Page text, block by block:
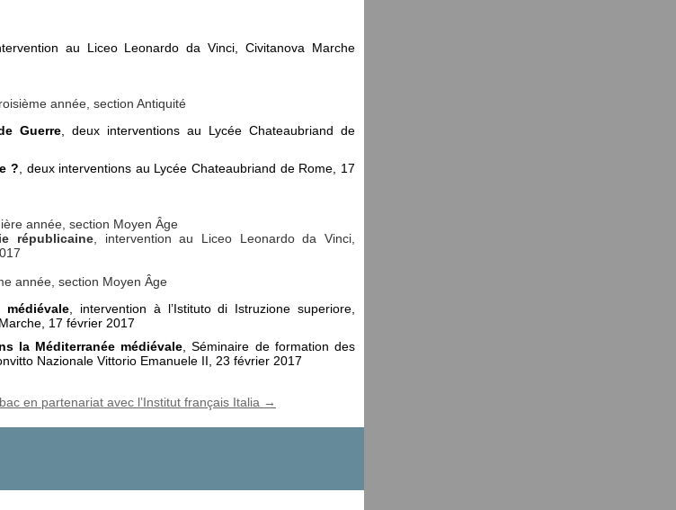
au Liceo Leonardo da Vinci, Civitanova Marche
année, section Antiquité
Guerre , deux interventions au Lycée Chateaubriand de
? , deux interventions au Lycée Chateaubriand de Rome, 17
année, section Moyen Âge
républicaine , intervention au Liceo Leonardo da Vinci,
année, section Moyen Âge
, intervention à l’Istituto di Istruzione superiore,
17 février 2017
la Méditerranée médiévale , Séminaire de formation des
Nazionale Vittorio Emanuele II, 23 février 2017
en partenariat avec l’Institut français Italia →